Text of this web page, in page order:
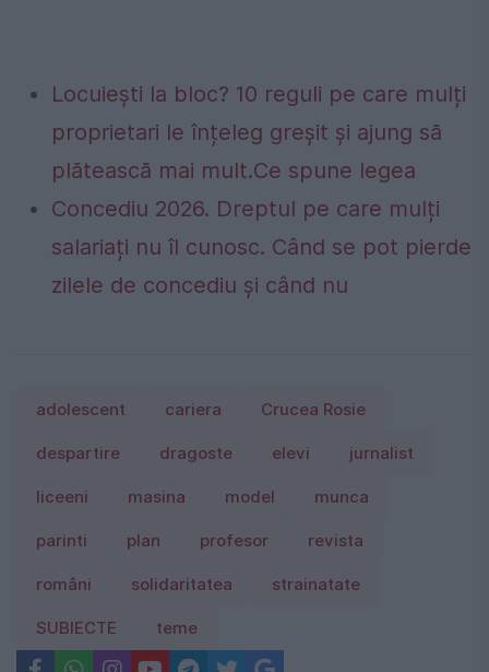
Locuiești la bloc? 10 reguli pe care mulți
proprietari le înțeleg greșit și ajung să
plătească mai mult.Ce spune legea
Concediu 2026. Dreptul pe care mulți
salariați nu îl cunosc. Când se pot pierde
zilele de concediu și când nu
adolescent cariera Crucea Rosie
despartire dragoste elevi jurnalist
liceeni masina model munca
parinti plan profesor revista
români solidaritatea strainatate
SUBIECTE teme